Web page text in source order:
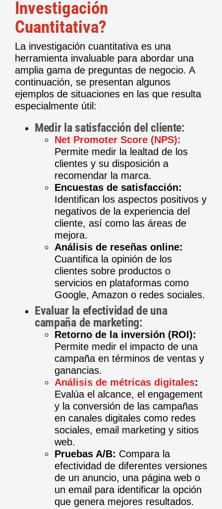
Investigación
Cuantitativa?
La investigación cuantitativa es una
herramienta invaluable para abordar una
amplia gama de preguntas de negocio. A
continuación, se presentan algunos
ejemplos de situaciones en las que resulta
especialmente útil:
Medir la satisfacción del cliente:
Net Promoter Score (NPS):
Permite medir la lealtad de los
clientes y su disposición a
recomendar la marca.
Encuestas de satisfacción:
Identifican los aspectos positivos y
negativos de la experiencia del
cliente, así como las áreas de
mejora.
Análisis de reseñas online:
Cuantifica la opinión de los
clientes sobre productos o
servicios en plataformas como
Google, Amazon o redes sociales.
Evaluar la efectividad de una
campaña de marketing:
Retorno de la inversión (ROI):
Permite medir el impacto de una
campaña en términos de ventas y
ganancias.
Análisis de métricas digitales:
Evalúa el alcance, el engagement
y la conversión de las campañas
en canales digitales como redes
sociales, email marketing y sitios
web.
Pruebas A/B: Compara la
efectividad de diferentes versiones
de un anuncio, una página web o
un email para identificar la opción
que genera mejores resultados.